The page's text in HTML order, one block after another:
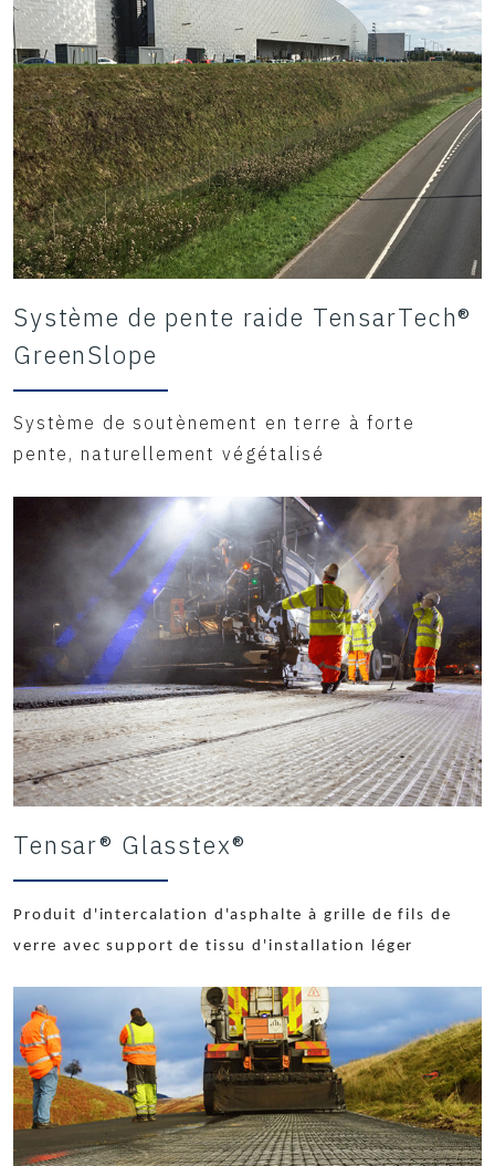
Système de pente raide TensarTech®
GreenSlope
Système de soutènement en terre à forte
pente, naturellement végétalisé
Tensar® Glasstex®
Produit d'intercalation d'asphalte à grille de fils de
verre avec support de tissu d'installation léger